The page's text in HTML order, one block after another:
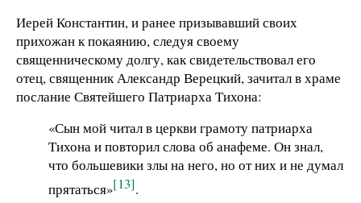
Иерей Константин, и ранее призывавший своих
прихожан к покаянию, следуя своему
священническому долгу, как свидетельствовал его
отец, священник Александр Верецкий, зачитал в храме
послание Святейшего Патриарха Тихона:
«Сын мой читал в церкви грамоту патриарха
Тихона и повторил слова об анафеме. Он знал,
что большевики злы на него, но от них и не думал
прятаться»[13].